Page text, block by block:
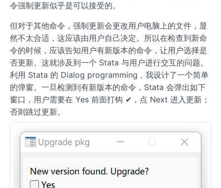
令强制更新似乎是可以接受的。
但对于其他命令，强制更新会更改用户电脑上的文件，显
然不太合适，这应该由用户自己决定。所以在检查到新命
令的时候，应该告知用户有新版本的命令，让用户选择是
否更新。这就涉及到一个 Stata 与用户进行交互的问题。
利用 Stata 的 Dialog programming，我设计了一个简单
的弹窗。一旦检测到有新版本的命令，Stata 会弹出如下
窗口，用户需要在 Yes 前面打钩 ✔，点 Next 进入更新；
否则跳过更新。